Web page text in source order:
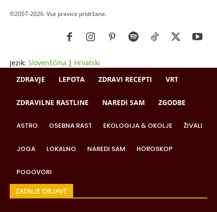
©2007-2026. Vse pravice pridržane.
Jezik: Slovenščina | Hrvatski
ZDRAVJE
LEPOTA ZDRAVI RECEPTI VRT
ZDRAVILNE RASTLINE NAREDI SAM ZGODBE
ASTRO OSEBNA RAST EKOLOGIJA & OKOLJE ŽIVALI
JOGA LOKALNO NAREDI SAM HOROSKOP
POGOVORI
ZADNJE OBJAVE